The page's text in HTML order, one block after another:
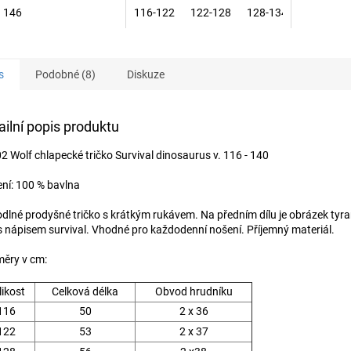
146 116-122 122-128 128-134
Podobné (8) Diskuze
popis produktu
Wolf chlapecké tričko Survival dinosaurus v. 116 - 140
100 % bavlna
prodyšné tričko s krátkým rukávem. Na předním dílu je obrázek
nápisem survival. Vhodné pro každodenní nošení. Příjemný materiál.
v cm:
Celková délka
Obvod hrudníku
50
2 x 36
53
2 x 37